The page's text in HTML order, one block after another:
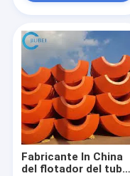
Fabricante In China
del flotador del tubo